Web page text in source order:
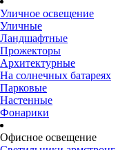
Уличное освещение
Уличные
Ландшафтные
Прожекторы
Архитектурные
На солнечных батареях
Парковые
Настенные
Фонарики
Офисное освещение